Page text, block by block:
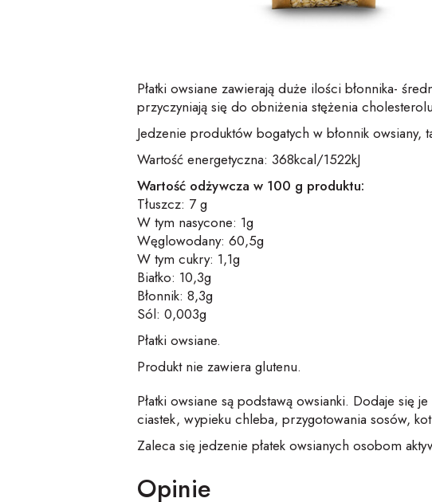
Płatki owsiane zawierają duże ilości błonnika-
przyczyniają się do obniżenia stężenia
Jedzenie produktów bogatych w błonnik owsiany,
Wartość energetyczna: 368kcal/1522kJ
Wartość odżywcza w 100 g produktu:
Tłuszcz: 7 g
W tym nasycone: 1g
Węglowodany: 60,5g
W tym cukry: 1,1g
Białko: 10,3g
Błonnik: 8,3g
Sól: 0,003g
Płatki owsiane.
Produkt nie zawiera glutenu.
Płatki owsiane są podstawą owsianki. Dodaje się
ciastek, wypieku chleba, przygotowania sosów,
Zaleca się jedzenie płatek owsianych osobom
Opinie